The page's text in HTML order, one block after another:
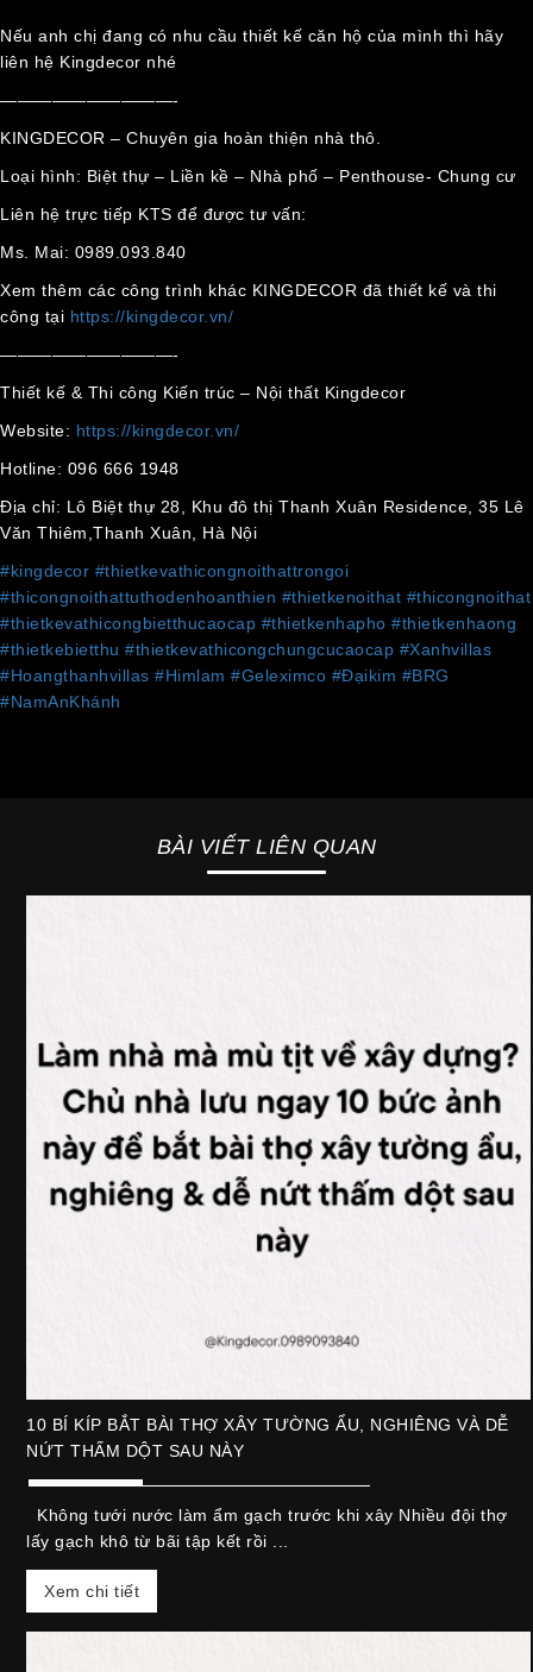
Nếu anh chị đang có nhu cầu thiết kế căn hộ của mình thì hãy
liên hệ Kingdecor nhé
——————————-
KINGDECOR – Chuyên gia hoàn thiện nhà thô.
Loại hình: Biệt thự – Liền kề – Nhà phố – Penthouse- Chung cư
Liên hệ trực tiếp KTS để được tư vấn:
Ms. Mai: 0989.093.840
Xem thêm các công trình khác KINGDECOR đã thiết kế và thi
công tại https://kingdecor.vn/
——————————-
Thiết kế & Thi công Kiến trúc – Nội thất Kingdecor
Website: https://kingdecor.vn/
Hotline: 096 666 1948
Địa chỉ: Lô Biệt thự 28, Khu đô thị Thanh Xuân Residence, 35 Lê
Văn Thiêm,Thanh Xuân, Hà Nội
#kingdecor #thietkevathicongnoithattrongoi
#thicongnoithattuthodenhoanthien #thietkenoithat #thicongnoithat
#thietkevathicongbietthucaocap #thietkenhapho #thietkenhaong
#thietkebietthu #thietkevathicongchungcucaocap #Xanhvillas
#Hoangthanhvillas #Himlam #Geleximco #Đạikim #BRG
#NamAnKhánh
BÀI VIẾT LIÊN QUAN
10 BÍ KÍP BẮT BÀI THỢ XÂY TƯỜNG ẨU, NGHIÊNG VÀ DỄ
NỨT THẤM DỘT SAU NÀY
Không tưới nước làm ẩm gạch trước khi xây Nhiều đội thợ
lấy gạch khô từ bãi tập kết rồi ...
Xem chi tiết